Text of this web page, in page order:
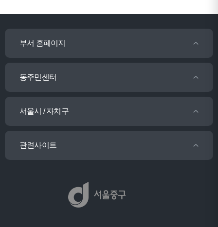
부서 홈페이지
동주민센터
서울시 / 자치구
관련사이트